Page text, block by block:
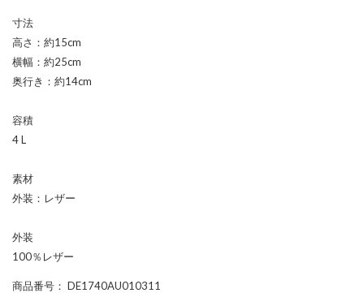
寸法
高さ：約15cm
横幅：約25cm
奥行き：約14cm
容積
4 L
素材
外装：レザー
外装
100％レザー
商品番号 ： DE1740AU010311